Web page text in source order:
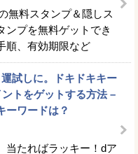
無料スタンプ＆隠しス
ンプを無料ゲットでき
順、有効期限など
運試しに。ドキドキキー
トをゲットする方法 –
ーワードは？
当たればラッキー！dア